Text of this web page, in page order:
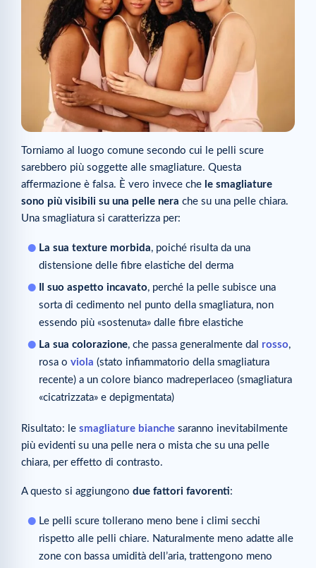
Torniamo al luogo comune secondo cui le pelli scure
sarebbero più soggette alle smagliature. Questa
affermazione è falsa. È vero invece che le smagliature
sono più visibili su una pelle nera che su una pelle chiara.
Una smagliatura si caratterizza per:
La sua texture morbida, poiché risulta da una
distensione delle fibre elastiche del derma
Il suo aspetto incavato, perché la pelle subisce una
sorta di cedimento nel punto della smagliatura, non
essendo più «sostenuta» dalle fibre elastiche
La sua colorazione, che passa generalmente dal rosso,
rosa o viola (stato infiammatorio della smagliatura
recente) a un colore bianco madreperlaceo (smagliatura
«cicatrizzata» e depigmentata)
Risultato: le smagliature bianche saranno inevitabilmente
più evidenti su una pelle nera o mista che su una pelle
chiara, per effetto di contrasto.
A questo si aggiungono due fattori favorenti:
Le pelli scure tollerano meno bene i climi secchi
rispetto alle pelli chiare. Naturalmente meno adatte alle
zone con bassa umidità dell’aria, trattengono meno